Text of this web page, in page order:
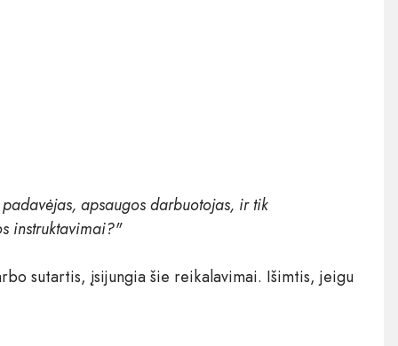
apsaugos darbuotojas, ir tik
instruktavimai?"
sutartis, įsijungia šie reikalavimai. Išimtis, jeigu